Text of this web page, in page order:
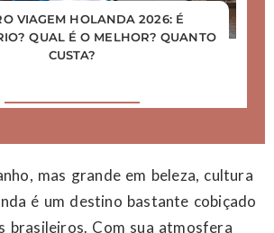
VIAGEM HOLANDA 2026: É
QUAL É O MELHOR? QUANTO
CUSTA?
mas grande em beleza, cultura
é um destino bastante cobiçado
brasileiros. Com sua atmosfera